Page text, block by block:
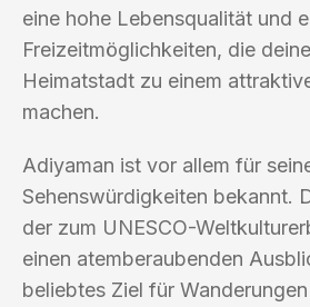
eine hohe Lebensqualität und
Freizeitmöglichkeiten, die
Heimatstadt zu einem
machen.
Adiyaman ist vor allem für
Sehenswürdigkeiten bekannt.
der zum UNESCO-
einen atemberaubenden
beliebtes Ziel für